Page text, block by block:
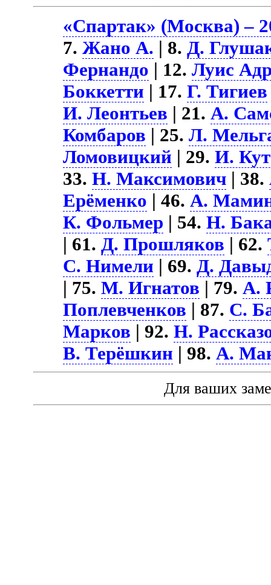
«Спартак» (Москва) –
7.Жано А. | 8.Д.
Фернандо | 12.Луис
Боккетти | 17.Г. Тигиев
И. Леонтьев | 21.А.
Комбаров | 25.Л.
Ломовицкий | 29.И.
33.Н. Максимович | 38.
Ерёменко | 46.А.
К. Фольмер | 54.Н.
| 61.Д. Прошляков | 62.
С. Нимели | 69.Д.
| 75.М. Игнатов | 79.А.
Поплевченков | 87. С.
Марков | 92.Н.
В. Терёшкин | 98.А.
Для ваших